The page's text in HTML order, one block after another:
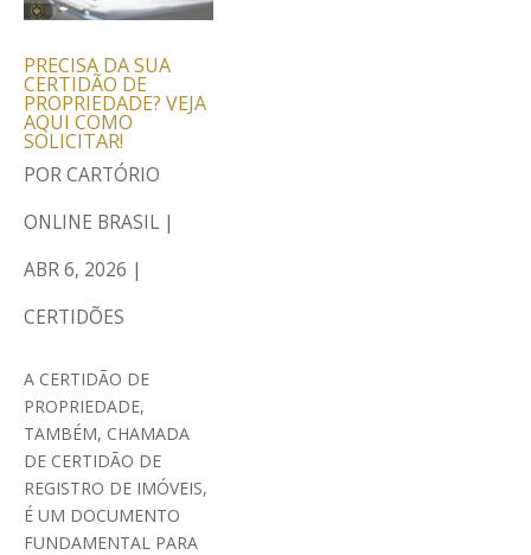
PRECISA DA SUA
CERTIDÃO DE
PROPRIEDADE? VEJA
AQUI COMO
SOLICITAR!
PORCARTÓRIO
ONLINE BRASIL |
ABR 6, 2026 |
CERTIDÕES
A CERTIDÃO DE
PROPRIEDADE,
TAMBÉM, CHAMADA
DE CERTIDÃO DE
REGISTRO DE IMÓVEIS,
É UM DOCUMENTO
FUNDAMENTAL PARA